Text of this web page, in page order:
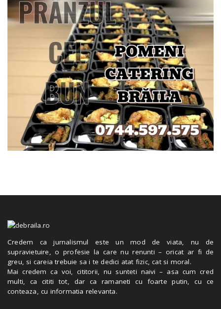
Credem ca jurnalismul este un mod de viata, nu de
supravietuire, o profesie la care nu renunti – oricat ar fi de
greu, si careia trebuie sa i te dedici atat fizic, cat si moral.
Mai credem ca voi, cititorii, nu sunteti naivi – asa cum cred
multi, ca cititi tot, dar ca ramaneti cu foarte putin, cu ce
conteaza, cu informatia relevanta.